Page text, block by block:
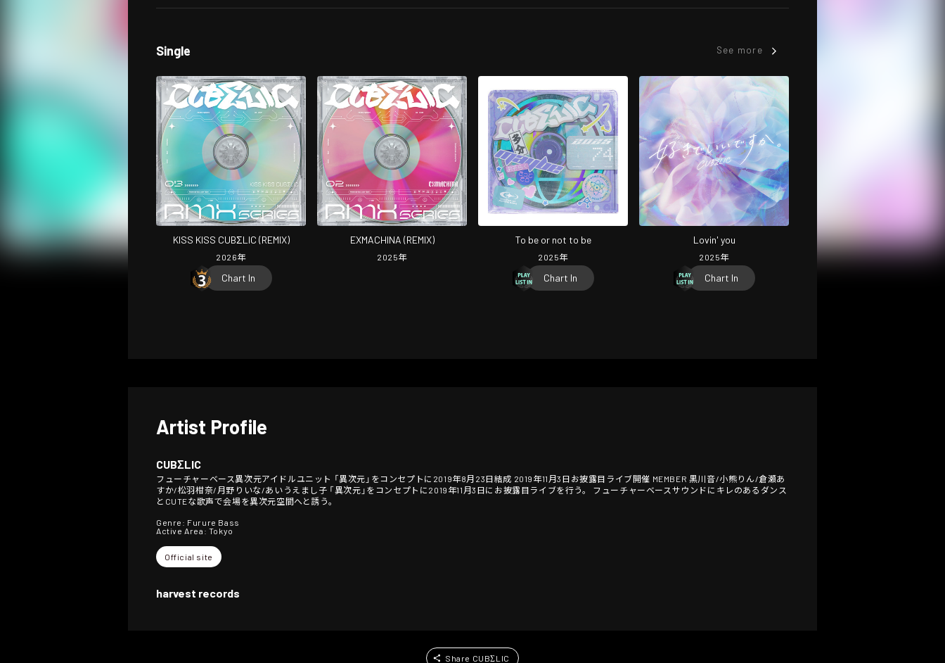
Single See more
KISS KISS CUBΣLIC (REMIX)
2026年
Chart In
EXMACHINA (REMIX)
2025年
To be or not to be
2025年
Chart In
Lovin' you
2025年
Chart In
Artist Profile
CUBΣLIC
フューチャーベース異次元アイドルユニット 「異次元」をコンセプトに2019年8月23日結成 2019年11月3日お披露目ライブ開催 MEMBER 黒川音/小熊りん/倉瀬あ
すか/松羽柑奈/月野りいな/あいうえまし子 「異次元」をコンセプトに2019年11月3日にお披露目ライブを行う。 フューチャーベースサウンドにキレのあるダンス
とCUTEな歌声で会場を異次元空間へと誘う。
Genre: Furure Bass
Active Area: Tokyo
Official site
harvest records
Share CUBΣLIC